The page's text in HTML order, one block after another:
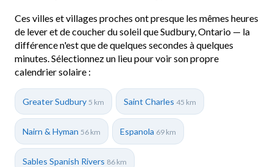
Ces villes et villages proches ont presque les mêmes heures
de lever et de coucher du soleil que Sudbury, Ontario — la
différence n'est que de quelques secondes à quelques
minutes. Sélectionnez un lieu pour voir son propre
calendrier solaire :
Greater Sudbury 5 km Saint Charles 45 km
Nairn & Hyman 56 km Espanola 69 km
Sables Spanish Rivers 86 km